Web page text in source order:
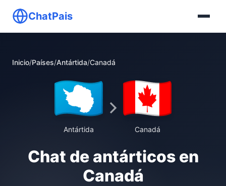
ChatPais
Inicio/Países/Antártida/Canadá
Antártida Canadá
Chat de antárticos en
Canadá